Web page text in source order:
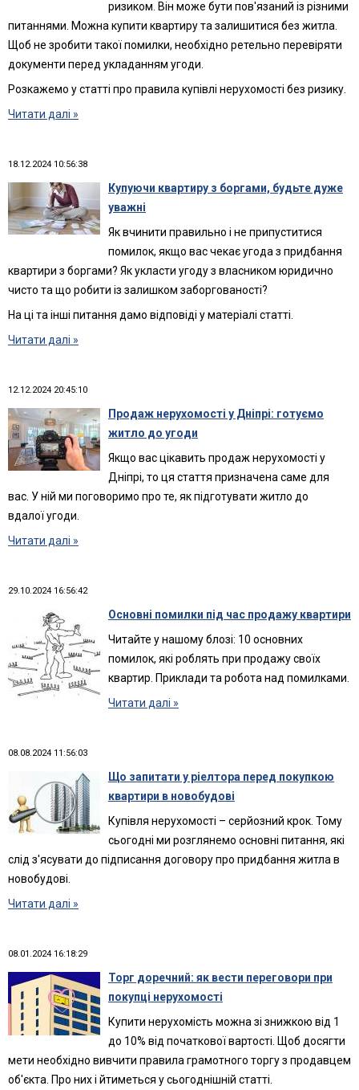
ризиком. Він може бути пов'язаний із різними
питаннями. Можна купити квартиру та залишитися без житла.
Щоб не зробити такої помилки, необхідно ретельно перевіряти
документи перед укладанням угоди.
Розкажемо у статті про правила купівлі нерухомості без ризику.
Читати далі »
18.12.2024 10:56:38
Купуючи квартиру з боргами, будьте дуже
уважні
Як вчинити правильно і не припуститися
помилок, якщо вас чекає угода з придбання
квартири з боргами? Як укласти угоду з власником юридично
чисто та що робити із залишком заборгованості?
На ці та інші питання дамо відповіді у матеріалі статті.
Читати далі »
12.12.2024 20:45:10
Продаж нерухомості у Дніпрі: готуємо
житло до угоди
Якщо вас цікавить продаж нерухомості у
Дніпрі, то ця стаття призначена саме для
вас. У ній ми поговоримо про те, як підготувати житло до
вдалої угоди.
Читати далі »
29.10.2024 16:56:42
Основні помилки під час продажу квартири
Читайте у нашому блозі: 10 основних
помилок, які роблять при продажу своїх
квартир. Приклади та робота над помилками.
Читати далі »
08.08.2024 11:56:03
Що запитати у ріелтора перед покупкою
квартири в новобудові
Купівля нерухомості – серйозний крок. Тому
сьогодні ми розглянемо основні питання, які
слід з'ясувати до підписання договору про придбання житла в
новобудові.
Читати далі »
08.01.2024 16:18:29
Торг доречний: як вести переговори при
покупці нерухомості
Купити нерухомість можна зі знижкою від 1
до 10% від початкової вартості. Щоб досягти
мети необхідно вивчити правила грамотного торгу з продавцем
об'єкта. Про них і йтиметься у сьогоднішній статті.